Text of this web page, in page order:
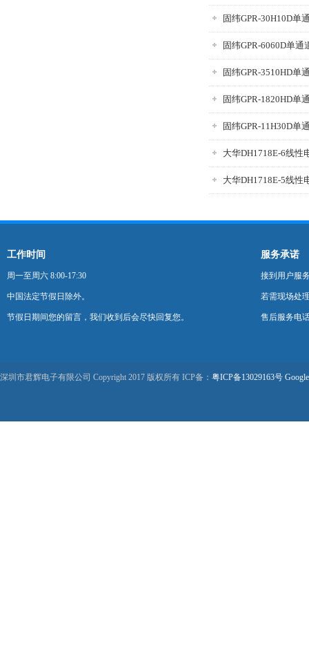
固纬GPR-30H10D单
固纬GPR-6060D单通
固纬GPR-3510HD单
固纬GPR-1820HD单
固纬GPR-11H30D单
大华DH1718E-6线性
大华DH1718E-5线性
工作时间
周一至周六 8:00-17:30
中国法定节假日除外。
节假日期间您的留言，我们收到后会尽快回复您。
服务承诺
接到用户服
若需现场处
售后服务电
深圳市君辉电子有限公司 Copyright 2017 版权所有 ICP备： 粤ICP备13029163号